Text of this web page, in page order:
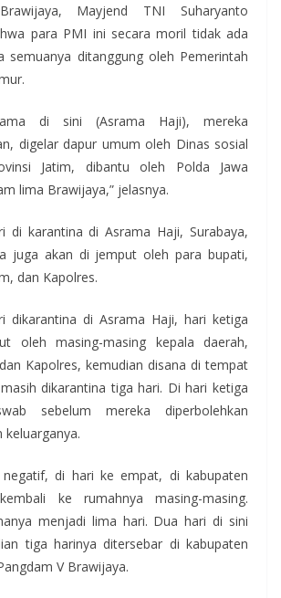
Mayjend TNI Suharyanto
para PMI ini secara moril tidak ada
semuanya ditanggung oleh Pemerintah
di sini (Asrama Haji), mereka
digelar dapur umum oleh Dinas sosial
Jatim, dibantu oleh Polda Jawa
lima Brawijaya,” jelasnya.
di karantina di Asrama Haji, Surabaya,
juga akan di jemput oleh para bupati,
dan Kapolres.
dikarantina di Asrama Haji, hari ketiga
oleh masing-masing kepala daerah,
Kapolres, kemudian disana di tempat
dikarantina tiga hari. Di hari ketiga
sebelum mereka diperbolehkan
negatif, di hari ke empat, di kabupaten
ke rumahnya masing-masing.
menjadi lima hari. Dua hari di sini
tiga harinya ditersebar di kabupaten
V Brawijaya.